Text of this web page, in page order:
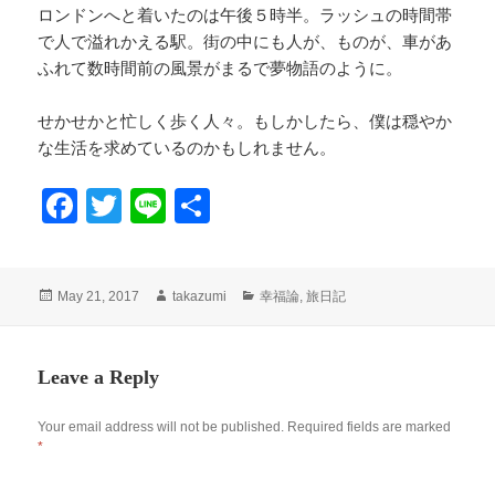
ロンドンへと着いたのは午後５時半。ラッシュの時間帯
で人で溢れかえる駅。街の中にも人が、ものが、車があ
ふれて数時間前の風景がまるで夢物語のように。
せかせかと忙しく歩く人々。もしかしたら、僕は穏やか
な生活を求めているのかもしれません。
Fa
ok
T
r
Li
Posted
May 21, 2017 Author
takazumi Categories
幸福論,旅日記
Leave a Reply
Your email address will not be published. Required fields are marked
*